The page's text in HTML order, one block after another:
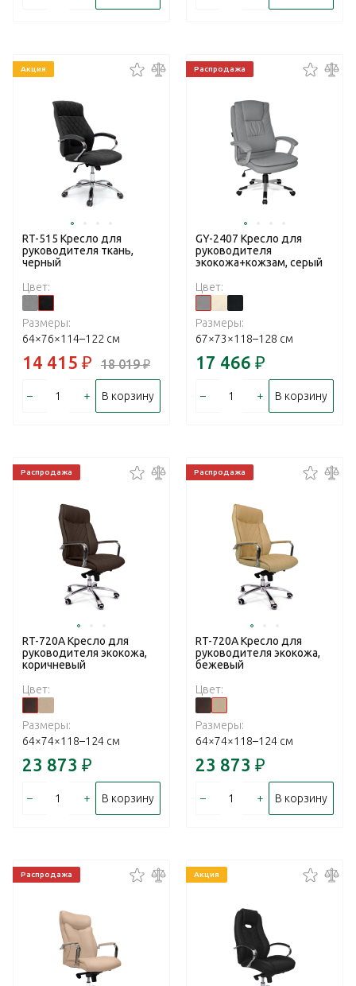
Акция
RT-515 Кресло для
руководителя ткань,
черный
Цвет:
Размеры:
64×76×114–122 см
14 415 ₽ 18 019₽
– + В корзину
Распродажа
GY-2407 Кресло для
руководителя
экокожа+кожзам, серый
Цвет:
Размеры:
67×73×118–128 см
17 466 ₽
– + В корзину
Распродажа
RT-720А Кресло для
руководителя экокожа,
коричневый
Цвет:
Размеры:
64×74×118–124 см
23 873 ₽
– + В корзину
Распродажа
RT-720А Кресло для
руководителя экокожа,
бежевый
Цвет:
Размеры:
64×74×118–124 см
23 873 ₽
– + В корзину
Распродажа Акция